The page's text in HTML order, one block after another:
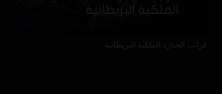
غرائب الجنازة الملكية البريطانية